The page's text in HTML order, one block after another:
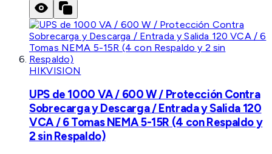
HIKVISION
UPS de 1000 VA / 600 W / Protección Contra
Sobrecarga y Descarga / Entrada y Salida 120
VCA / 6 Tomas NEMA 5-15R (4 con Respaldo y
2 sin Respaldo)